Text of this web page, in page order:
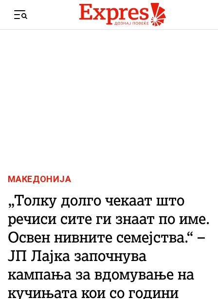
Menu
МАКЕДОНИЈА
„Толку долго чекаат што
речиси сите ги знаат по име.
Освен нивните семејства.“ –
ЈП Лајка започнува
кампања за вдомување на
кучињата кои со години